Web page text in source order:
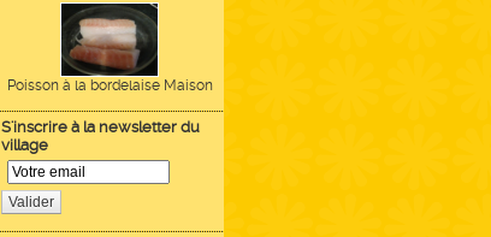
Poisson à la bordelaise Maison
S'inscrire à la newsletter du
village
Valider